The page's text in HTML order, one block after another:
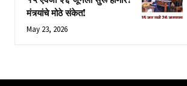
मंत्र्यांचे मोठे संकेत!
May 23, 2026